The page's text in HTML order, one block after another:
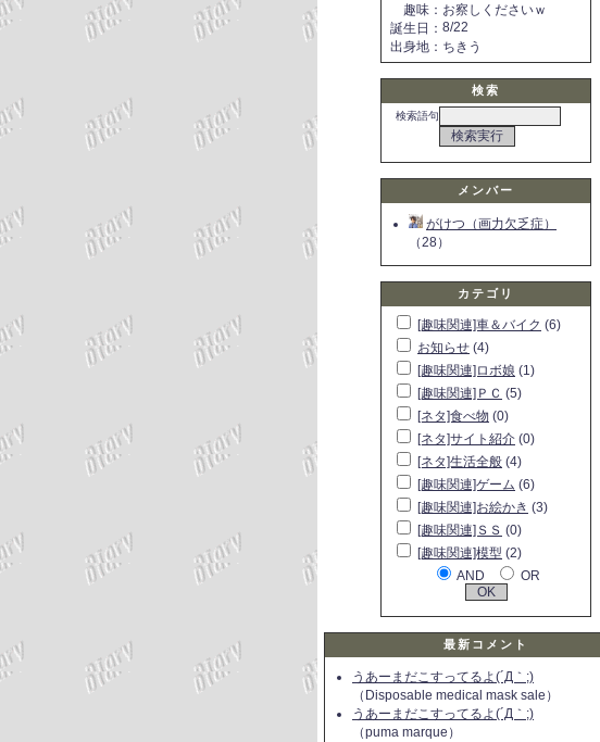
趣味 ： お察しくださいｗ
誕生日 ： 8/22
出身地 ： ちきう
検索
検索語句
メンバー
がけつ（画力欠乏症）
（28）
カテゴリ
[趣味関連]車＆バイク (6)
お知らせ (4)
[趣味関連]ロボ娘 (1)
[趣味関連]ＰＣ (5)
[ネタ]食べ物 (0)
[ネタ]サイト紹介 (0)
[ネタ]生活全般 (4)
[趣味関連]ゲーム (6)
[趣味関連]お絵かき (3)
[趣味関連]ＳＳ (0)
[趣味関連]模型 (2)
AND
OR
最新コメント
うあーまだこすってるよ(´Д｀;)
（Disposable medical mask sale）
うあーまだこすってるよ(´Д｀;)
（puma marque）